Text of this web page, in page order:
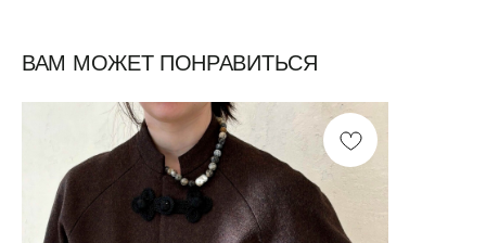
ВАМ МОЖЕТ ПОНРАВИТЬСЯ